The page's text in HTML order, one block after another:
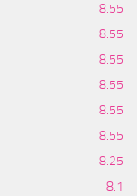
8.55
8.55
8.55
8.55
8.55
8.55
8.25
8.1